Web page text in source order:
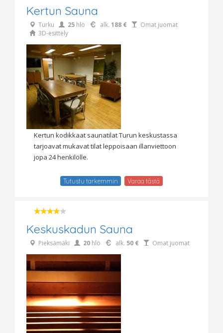
Kertun Sauna
Turku 25 hlö alk. 188 €
Omat juomat
3D-esittely
Kertun kodikkaat saunatilat Turun keskustassa
tarjoavat mukavat tilat leppoisaan illanviettoon
jopa 24 henkilölle.
Tutustu tarkemmin Varaa tästä
Keskuskadun Sauna
Pieksämäki 20 hlö alk. 50 € Omat juomat